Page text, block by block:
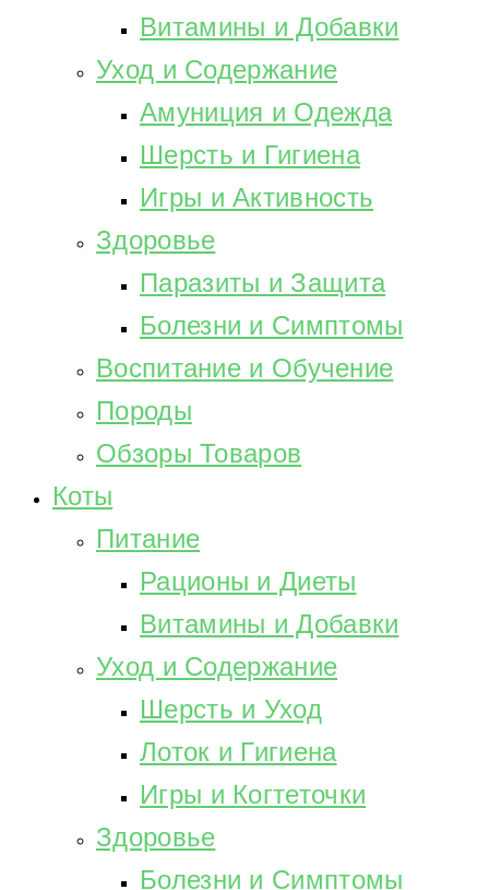
Витамины и Добавки
Уход и Содержание
Амуниция и Одежда
Шерсть и Гигиена
Игры и Активность
Здоровье
Паразиты и Защита
Болезни и Симптомы
Воспитание и Обучение
Породы
Обзоры Товаров
Коты
Питание
Рационы и Диеты
Витамины и Добавки
Уход и Содержание
Шерсть и Уход
Лоток и Гигиена
Игры и Когтеточки
Здоровье
Болезни и Симптомы